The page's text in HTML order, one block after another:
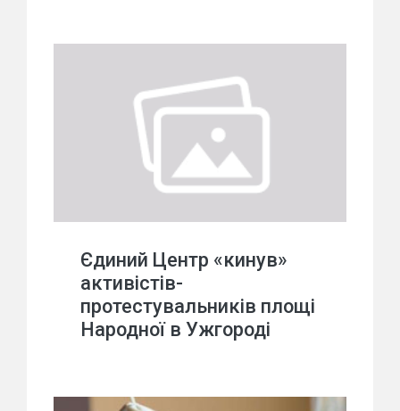
Єдиний Центр «кинув»
активістів-
протестувальників площі
Народної в Ужгороді